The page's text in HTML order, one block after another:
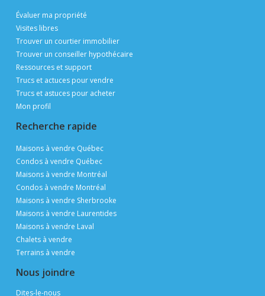
Évaluer ma propriété
Visites libres
Trouver un courtier immobilier
Trouver un conseiller hypothécaire
Ressources et support
Trucs et actuces pour vendre
Trucs et astuces pour acheter
Mon profil
Recherche rapide
Maisons à vendre Québec
Condos à vendre Québec
Maisons à vendre Montréal
Condos à vendre Montréal
Maisons à vendre Sherbrooke
Maisons à vendre Laurentides
Maisons à vendre Laval
Chalets à vendre
Terrains à vendre
Nous joindre
Dites-le-nous